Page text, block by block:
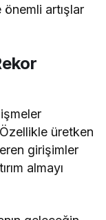
artışlar
üretken
girişimler
almayı